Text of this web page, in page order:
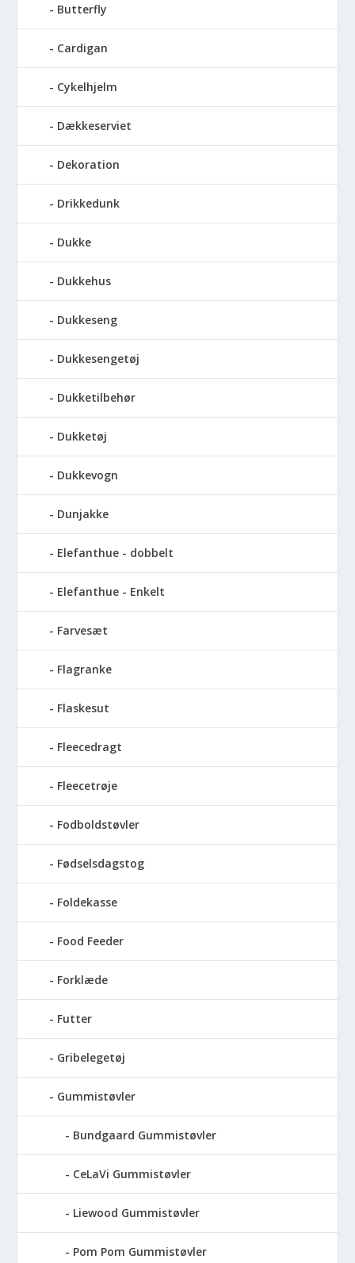
Butterfly
Cardigan
Cykelhjelm
Dækkeserviet
Dekoration
Drikkedunk
Dukke
Dukkehus
Dukkeseng
Dukkesengetøj
Dukketilbehør
Dukketøj
Dukkevogn
Dunjakke
Elefanthue - dobbelt
Elefanthue - Enkelt
Farvesæt
Flagranke
Flaskesut
Fleecedragt
Fleecetrøje
Fodboldstøvler
Fødselsdagstog
Foldekasse
Food Feeder
Forklæde
Futter
Gribelegetøj
Gummistøvler
Bundgaard Gummistøvler
CeLaVi Gummistøvler
Liewood Gummistøvler
Pom Pom Gummistøvler